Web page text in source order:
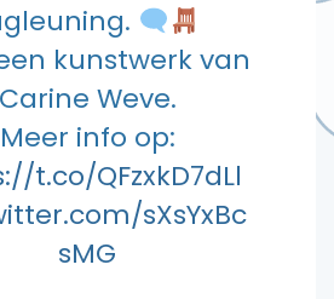
kunstwerk van
Carine Weve.
Meer info op:
t.co/QFzxkD7dLl
sXsYxBc
sMG